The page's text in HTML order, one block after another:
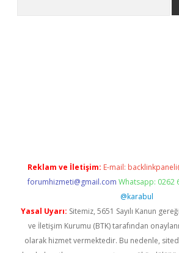
Reklam ve İletişim: E-mail:
forumhizmeti@gmail.com Whatsapp: 0262
@karabul
Yasal Uyarı: Sitemiz, 5651 Sayılı Kanun
ve İletişim Kurumu (BTK) tarafından
olarak hizmet vermektedir. Bu nedenle,